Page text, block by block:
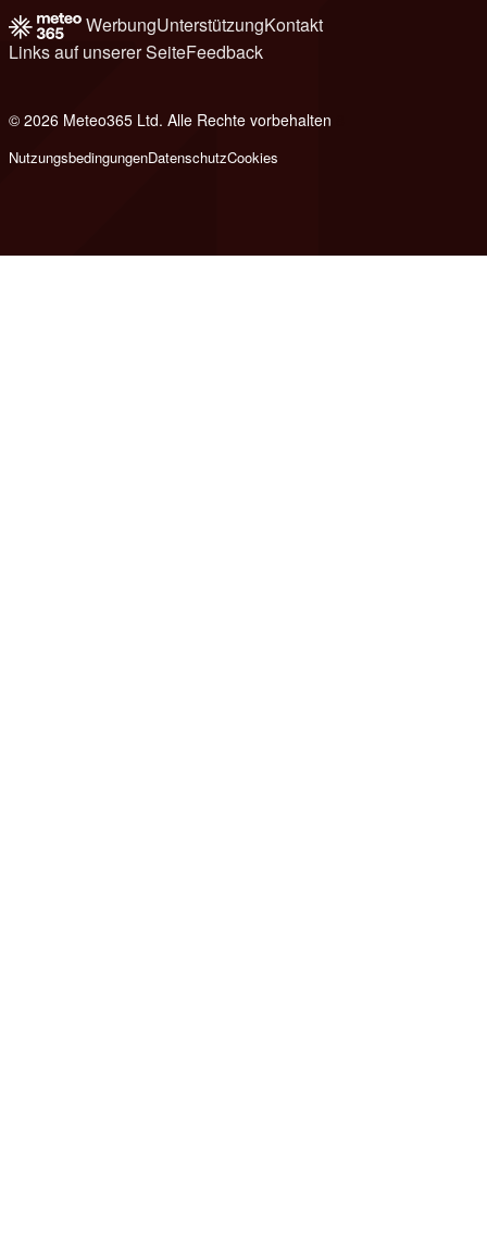
WerbungUnterstützungKontakt
Links auf unserer SeiteFeedback
© 2026 Meteo365 Ltd. Alle Rechte vorbehalten
NutzungsbedingungenDatenschutzCookies